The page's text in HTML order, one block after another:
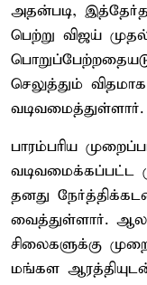
அதன்படி,
பெற்று விஜய்
செலுத்தும்
வடிவமைத்துள்ளார்.
பாரம்பரிய
வடிவமைக்கப்பட்ட
தனது
வைத்துள்ளார்.
சிலைகளுக்கு
மங்கள ஆரத்தியுடன்